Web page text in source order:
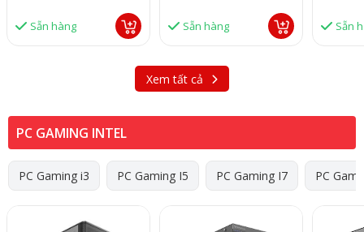
Sẵn hàng Sẵn hàng Sẵn
Xem tất cả
PC GAMING INTEL
PC Gaming i3 PC Gaming I5 PC Gaming I7 PC